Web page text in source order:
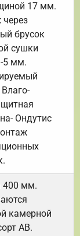
17 мм.
брусок
сушки
5 мм.
Ондутис
400 мм.
камерной
АВ.